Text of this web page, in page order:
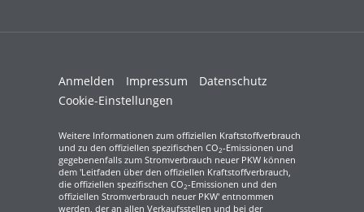
Anmelden Impressum
Datenschutz
Cookie-Einstellungen
Weitere Informationen zum offiziellen Kraftstoffverbrauch
und zu den offiziellen spezifischen CO2-Emissionen und
gegebenenfalls zum Stromverbrauch neuer PKW können
dem 'Leitfaden über den offiziellen Kraftstoffverbrauch,
die offiziellen spezifischen CO2-Emissionen und den
offiziellen Stromverbrauch neuer PKW' entnommen
werden, der an allen Verkaufsstellen und bei der